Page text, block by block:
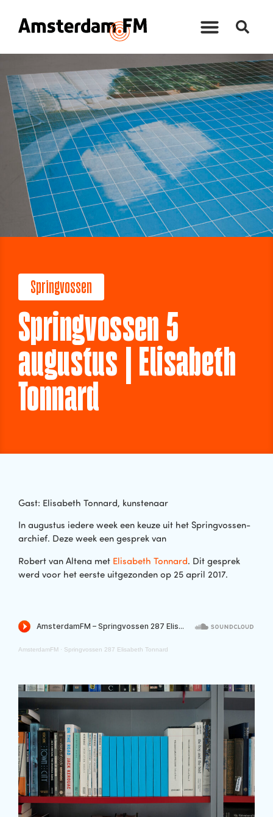
Springvossen
Springvossen 5
augustus | Elisabeth
Tonnard
Gast: Elisabeth Tonnard, kunstenaar
In augustus iedere week een keuze uit het Springvossen-
archief. Deze week een gesprek van
Robert van Altena met Elisabeth Tonnard. Dit gesprek
werd voor het eerste uitgezonden op 25 april 2017.
AmsterdamFM · Springvossen 287 Elisabeth Tonnard